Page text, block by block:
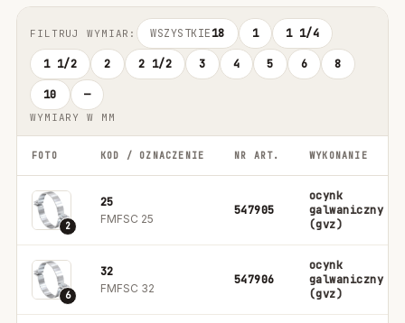
FILTRUJ WYMIAR: WSZYSTKIE18 1 1 1/4
1 1/2 2 2 1/2 3 4 5 6 8
10 —
WYMIARY W MM
FOTO KOD / OZNACZENIE NR ART. WYKONANIE
2
25
FMFSC 25
547905
ocynk
galwaniczny
(gvz)
6
32
FMFSC 32
547906
ocynk
galwaniczny
(gvz)